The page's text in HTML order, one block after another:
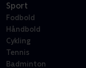
Sport
Fodbold
Håndbold
Cykling
Tennis
Badminton